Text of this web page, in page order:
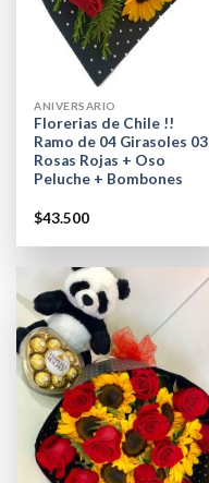
ANIVERSARIO
Florerias de Chile !!
Ramo de 04 Girasoles 03
Rosas Rojas + Oso
Peluche + Bombones
$43.500